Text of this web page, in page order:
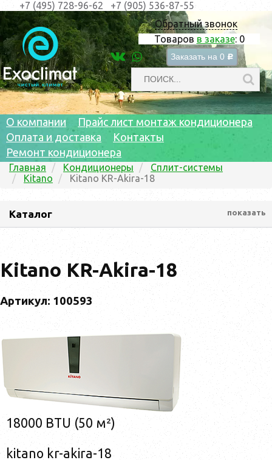
Обратный звонок
Товаров в заказе: 0
Заказать на 0 c
+7 (495) 728-96-62 +7 (905) 536-87-55
О компании
Прайс лист монтаж кондиционера
Оплата и доставка
Контакты
Ремонт кондиционера
Главная Кондиционеры
Сплит-системы
Kitano
Kitano KR-Akira-18
Каталог показать
Kitano KR-Akira-18
Артикул: 100593
18000 BTU (50 м²)
kitano kr-akira-18